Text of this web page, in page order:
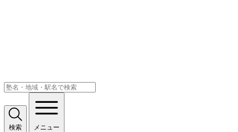
検索 メニュー